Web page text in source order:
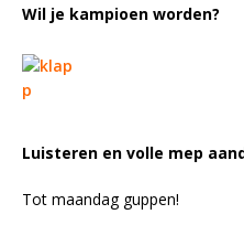
Wil je kampioen worden?
Luisteren en volle mep
Tot maandag guppen!